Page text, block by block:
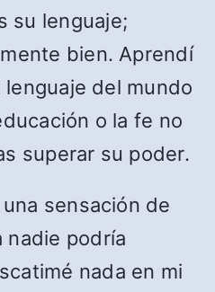
su lenguaje;
bien. Aprendí
del mundo
o la fe no
superar su poder.
sensación de
nadie podría
nada en mi